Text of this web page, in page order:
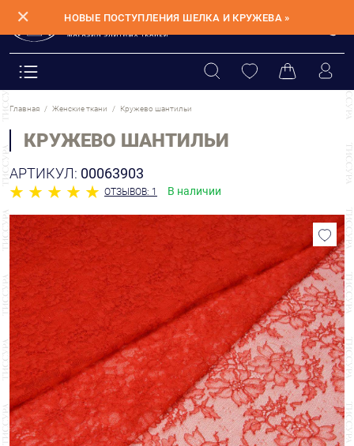
✕ НОВЫЕ ПОСТУПЛЕНИЯ ШЕЛКА И КРУЖЕВА »
Главная Женские ткани Кружево шантильи
КРУЖЕВО ШАНТИЛЬИ
АРТИКУЛ: 00063903
ОТЗЫВОВ: 1 В наличии